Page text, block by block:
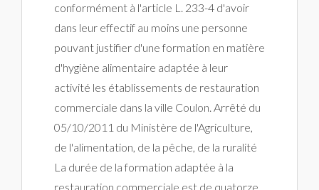
conformément à l'article L. 233-4 d'avoir
dans leur effectif au moins une personne
pouvant justifier d'une formation en matière
d'hygiène alimentaire adaptée à leur
activité les établissements de restauration
commerciale dans la ville Coulon. Arrêté du
05/10/2011 du Ministère de l'Agriculture,
de l'alimentation, de la pêche, de la ruralité
La durée de la formation adaptée à la
restauration commerciale est de quatorze